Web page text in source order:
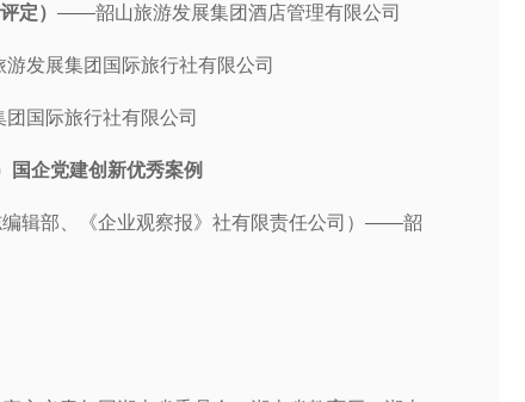
定）——韶山旅游发展集团酒店管理有限公司
发展集团国际旅行社有限公司
国际旅行社有限公司
国企党建创新优秀案例
辑部、《企业观察报》社有限责任公司）——韶